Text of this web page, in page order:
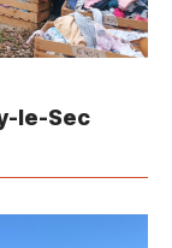
le-Sec